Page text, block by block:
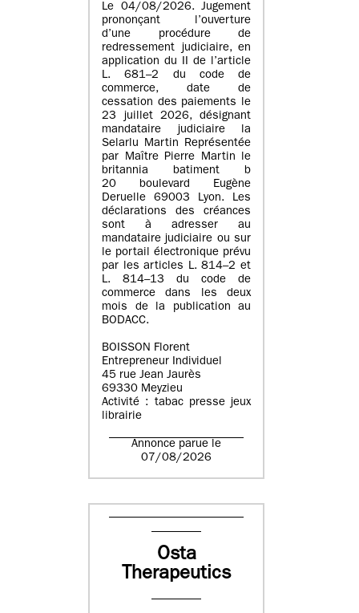
Le 04/08/2026. Jugement
prononçant l’ouverture
d’une procédure de
redressement judiciaire, en
application du II de l’article
L. 681–2 du code de
commerce, date de
cessation des paiements le
23 juillet 2026, désignant
mandataire judiciaire la
Selarlu Martin Représentée
par Maître Pierre Martin le
britannia batiment b
20 boulevard Eugène
Deruelle 69003 Lyon. Les
déclarations des créances
sont à adresser au
mandataire judiciaire ou sur
le portail électronique prévu
par les articles L. 814–2 et
L. 814–13 du code de
commerce dans les deux
mois de la publication au
BODACC.
BOISSON Florent
Entrepreneur Individuel
45 rue Jean Jaurès
69330 Meyzieu
Activité : tabac presse jeux
librairie
Annonce parue le
07/08/2026
Osta
Therapeutics